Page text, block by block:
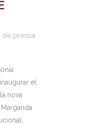
de prensa
el
nova